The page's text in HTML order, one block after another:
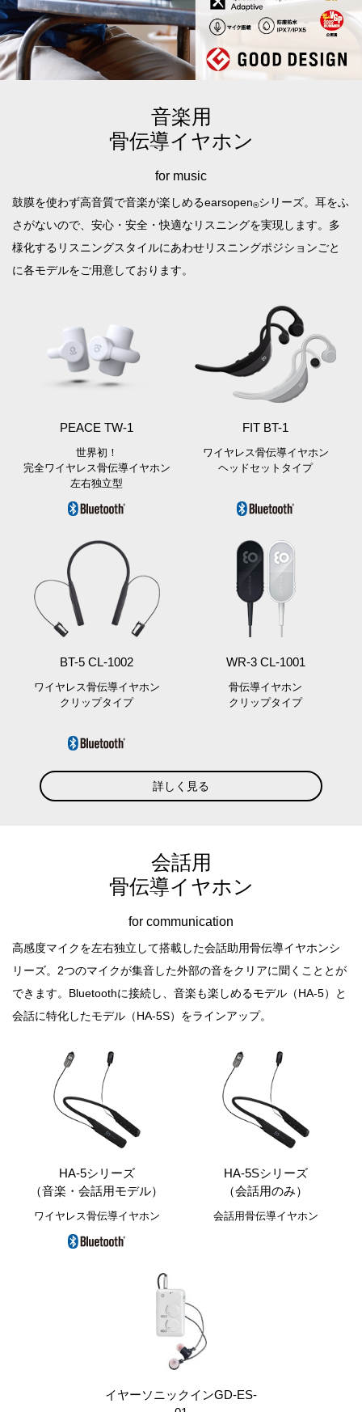
音楽用
骨伝導イヤホン
for music
鼓膜を使わず高音質で音楽が楽しめるearsopen®シリーズ。 耳をふ
さがないので、安心・安全・快適なリスニングを実現します。 多
様化するリスニングスタイルにあわせリスニングポジションごと
に各モデルをご用意しております。
PEACE TW-1
世界初！
完全ワイヤレス骨伝導イヤホン
左右独立型
FIT BT-1
ワイヤレス骨伝導イヤホン
ヘッドセットタイプ
BT-5 CL-1002
ワイヤレス骨伝導イヤホン
クリップタイプ
WR-3 CL-1001
骨伝導イヤホン
クリップタイプ
詳しく見る
会話用
骨伝導イヤホン
for communication
高感度マイクを左右独立して搭載した会話助用骨伝導イヤホンシ
リーズ。 2つのマイクが集音した外部の音をクリアに聞くこととが
できます。 Bluetoothに接続し、音楽も楽しめるモデル（HA-5）と
会話に特化したモデル（HA-5S）をラインアップ。
HA-5シリーズ
（音楽・会話用モデル）
ワイヤレス骨伝導イヤホン
HA-5Sシリーズ
（会話用のみ）
会話用骨伝導イヤホン
イヤーソニックインGD-ES-